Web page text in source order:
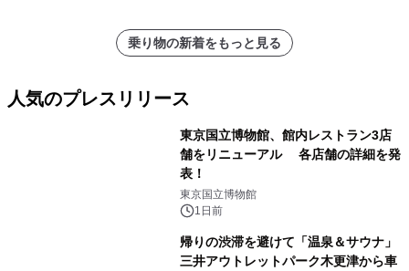
乗り物の新着をもっと見る
人気のプレスリリース
東京国立博物館、館内レストラン3店
舗をリニューアル 各店舗の詳細を発
表！
東京国立博物館
1日前
帰りの渋滞を避けて「温泉＆サウナ」
三井アウトレットパーク木更津から車